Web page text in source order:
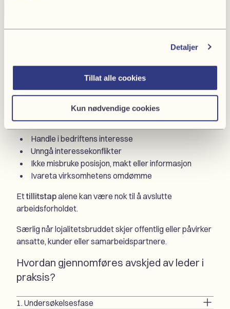
Detaljer
Tillat alle cookies
Kun nødvendige cookies
For arbeidstakere iledende stillinger
erlojalitetspliktensærlig skjerpet.
Det innebærer å:
Handle i bedriftens interesse
Unngå interessekonflikter
Ikke misbruke posisjon, makt eller informasjon
Ivareta virksomhetens omdømme
Ettillitstapalene kan være nok til å avslutte
arbeidsforholdet.
Særlig når lojalitetsbruddet skjer offentlig eller påvirker
ansatte, kunder eller samarbeidspartnere.
Hvordan gjennomføres avskjed av leder i
praksis?
1. Undersøkelsesfase